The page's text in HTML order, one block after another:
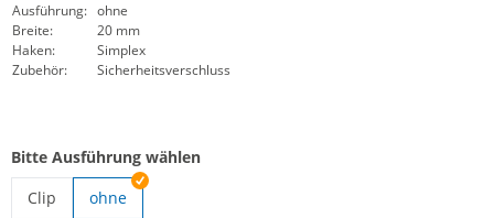
Ausführung: ohne
Breite:
20 mm
Haken:
Simplex
Zubehör:
Sicherheitsverschluss
Bitte Ausführung wählen
Clip
ohne